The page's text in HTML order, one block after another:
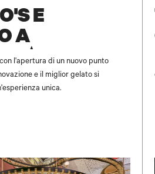
È
A
✨
l'apertura di un nuovo punto
e il miglior gelato si
unica.